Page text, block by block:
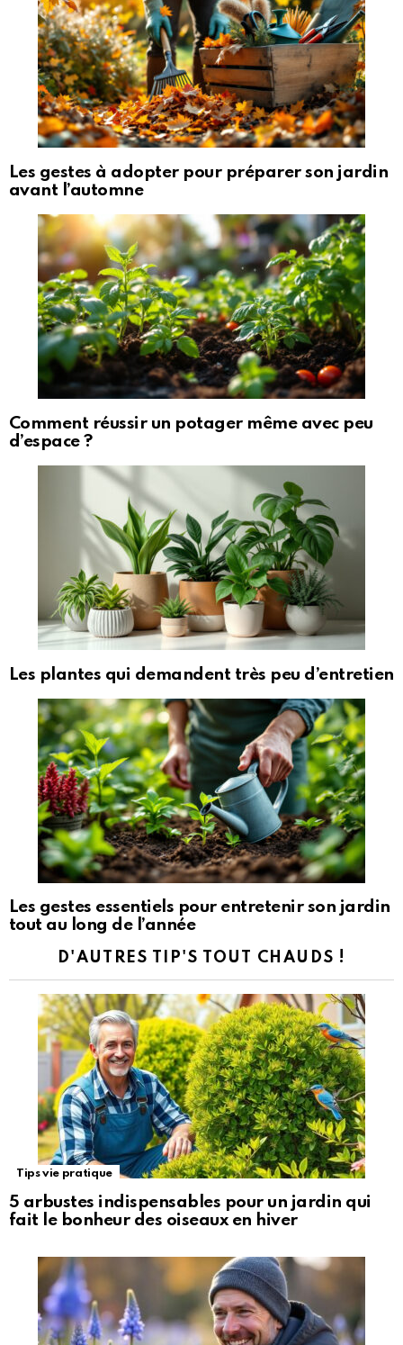
Les gestes à adopter pour préparer son jardin
avant l’automne
Comment réussir un potager même avec peu
d’espace ?
Les plantes qui demandent très peu d’entretien
Les gestes essentiels pour entretenir son jardin
tout au long de l’année
D'AUTRES TIP'S TOUT CHAUDS !
Tips vie pratique
5 arbustes indispensables pour un jardin qui
fait le bonheur des oiseaux en hiver